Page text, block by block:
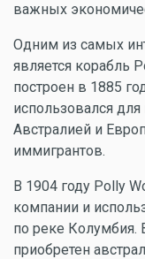
важных
Одним из самых
является корабль
построен в 1885
использовался
Австралией и
иммигрантов.
В 1904 году Polly
компании и
по реке Колумбия.
приобретен